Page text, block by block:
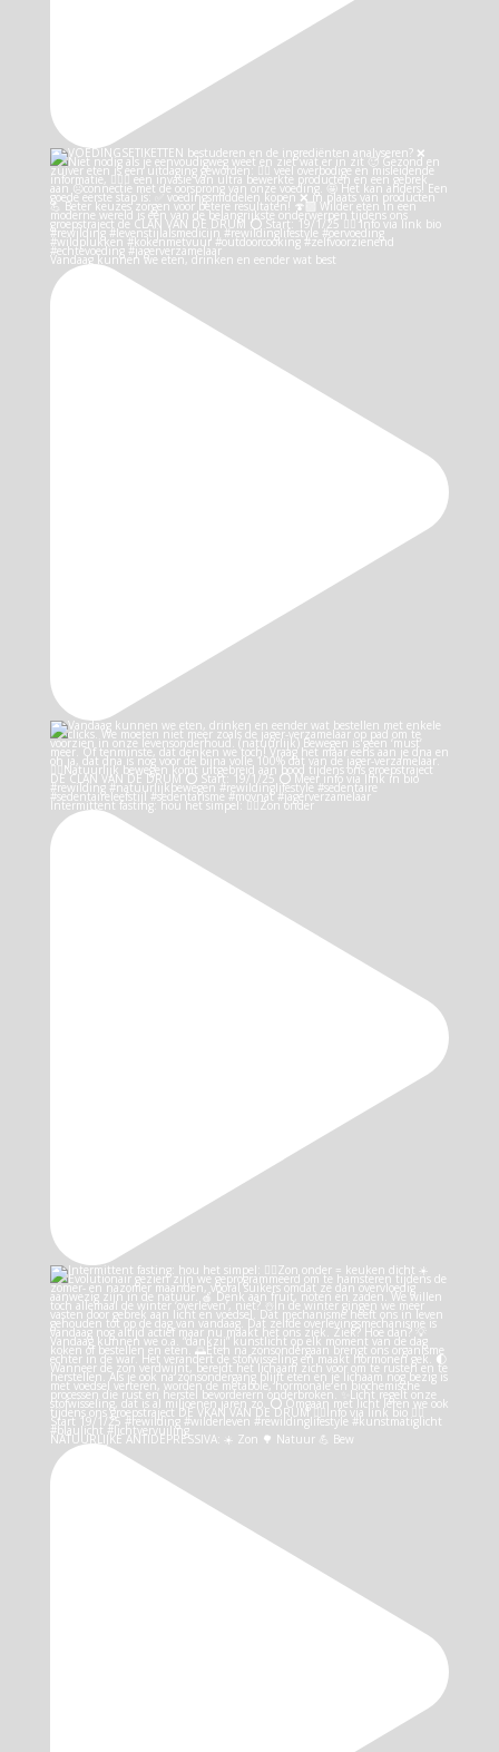
Vandaag kunnen we eten, drinken en eender wat best
Intermittent fasting: hou het simpel: 👉🏻Zon onder
NATUURLIJKE ANTIDEPRESSIVA: ☀️ Zon 🌳 Natuur 💪 Bew